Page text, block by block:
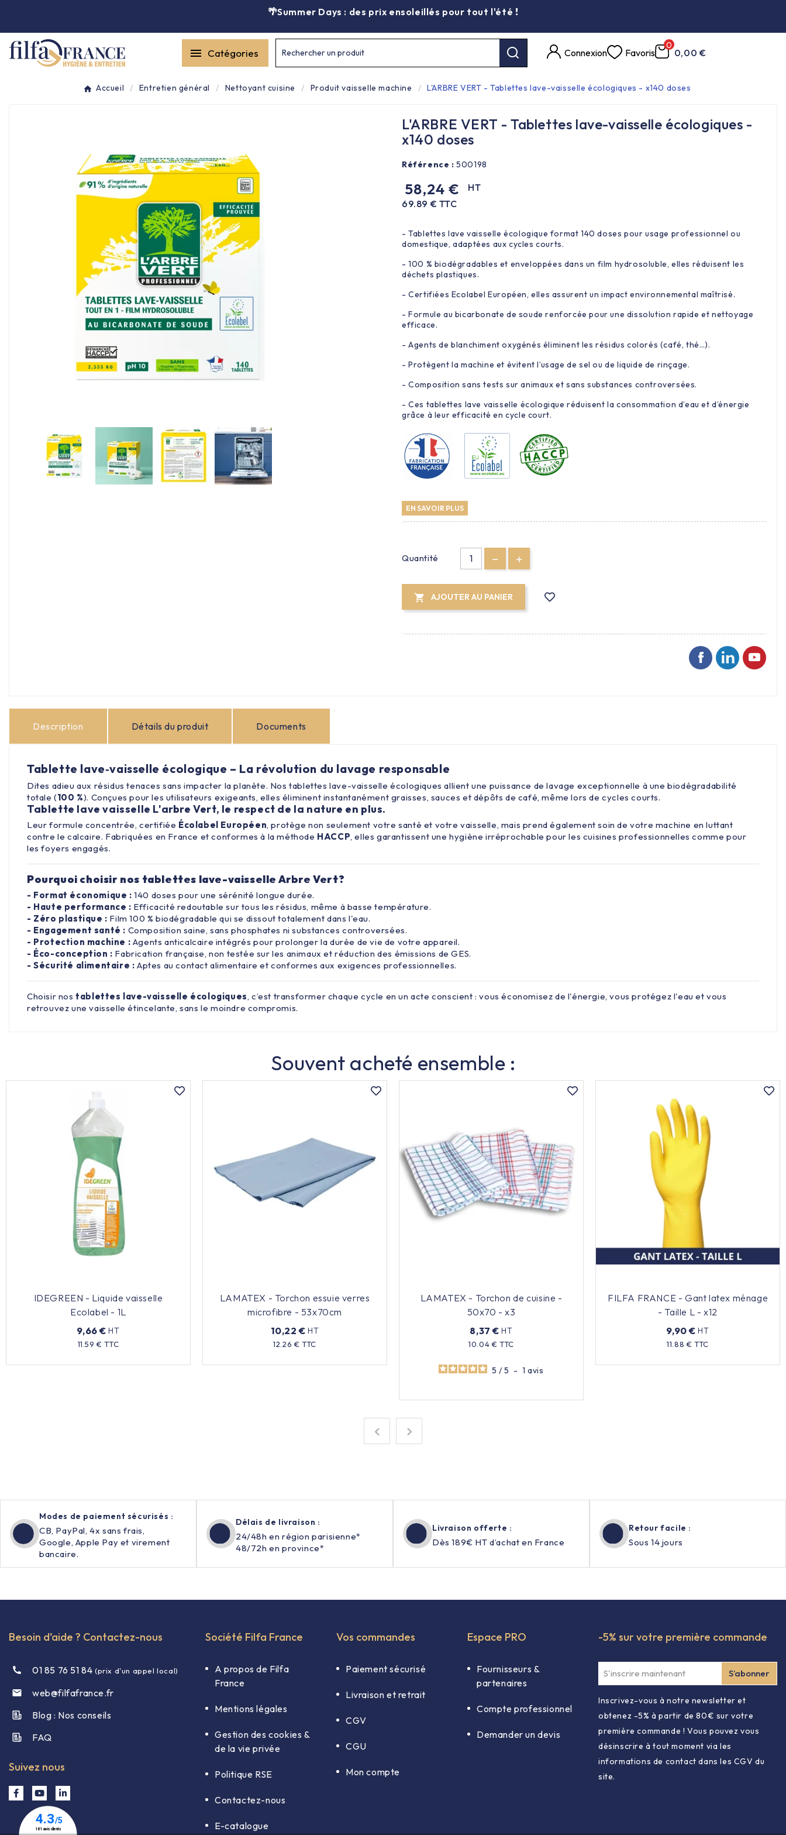
🌴Summer Days : des prix ensoleillés pour tout l'été !
 Catégories
Entretien général
Produit ouate 


Alimentaire & jetable 
Équipement cuisine pro 
Rechercher un produit Connexion Favoris
0
0,00 €
Accueil Entretien général Nettoyant cuisine Produit vaisselle machine L'ARBRE VERT - Tablettes lave-vaisselle écologiques - x140 doses
L'ARBRE VERT - Tablettes lave-vaisselle écologiques -
x140 doses
Référence : 500198
58,24 €
HT
69.89 € TTC
- Tablettes lave vaisselle écologique format 140 doses pour usage professionnel ou
domestique, adaptées aux cycles courts.
- 100 % biodégradables et enveloppées dans un film hydrosoluble, elles réduisent les
déchets plastiques.
- Certifiées Ecolabel Européen, elles assurent un impact environnemental maîtrisé.
- Formule au bicarbonate de soude renforcée pour une dissolution rapide et nettoyage
efficace.
- Agents de blanchiment oxygénés éliminent les résidus colorés (café, thé…).
- Protègent la machine et évitent l’usage de sel ou de liquide de rinçage.
- Composition sans tests sur animaux et sans substances controversées.
- Ces tablettes lave vaisselle écologique réduisent la consommation d’eau et d’énergie
grâce à leur efficacité en cycle court.
EN SAVOIR PLUS
Quantité
 AJOUTER AU PANIER
Description Détails du produit Documents
Tablette lave‑vaisselle écologique – La révolution du lavage responsable
Dites adieu aux résidus tenaces sans impacter la planète. Nos tablettes lave-vaisselle écologiques allient une puissance de lavage exceptionnelle à une biodégradabilité
totale (100 %). Conçues pour les utilisateurs exigeants, elles éliminent instantanément graisses, sauces et dépôts de café, même lors de cycles courts.
Tablette lave vaisselle L'arbre Vert, le respect de la nature en plus.
Leur formule concentrée, certifiée Écolabel Européen, protège non seulement votre santé et votre vaisselle, mais prend également soin de votre machine en luttant
contre le calcaire. Fabriquées en France et conformes à la méthode HACCP, elles garantissent une hygiène irréprochable pour les cuisines professionnelles comme pour
les foyers engagés.
Pourquoi choisir nos tablettes lave-vaisselle Arbre Vert?
- Format économique : 140 doses pour une sérénité longue durée.
- Haute performance : Efficacité redoutable sur tous les résidus, même à basse température.
- Zéro plastique : Film 100 % biodégradable qui se dissout totalement dans l'eau.
- Engagement santé : Composition saine, sans phosphates ni substances controversées.
- Protection machine : Agents anticalcaire intégrés pour prolonger la durée de vie de votre appareil.
- Éco-conception : Fabrication française, non testée sur les animaux et réduction des émissions de GES.
- Sécurité alimentaire : Aptes au contact alimentaire et conformes aux exigences professionnelles.
Choisir nostablettes lave-vaisselle écologiques, c’est transformer chaque cycle en un acte conscient : vous économisez de l'énergie, vous protégez l'eau et vous
retrouvez une vaisselle étincelante, sans le moindre compromis.
Souvent acheté ensemble :
IDEGREEN - Liquide vaisselle
Ecolabel - 1L
9,66 € HT
11.59 € TTC
Prix
LAMATEX - Torchon essuie verres
microfibre - 53x70cm
10,22 € HT
12.26 € TTC
Prix
LAMATEX - Torchon de cuisine -
50x70 - x3
8,37 € HT
10.04 € TTC
5 / 5 - 1avis
FILFA FRANCE - Gant latex ménage
- Taille L - x12
9,90 € HT
11.88 € TTC
Prix
 
Modes de paiement sécurisés :
CB, PayPal, 4x sans frais,
Google, Apple Pay et virement
bancaire.
Délais de livraison :
24/48h en région parisienne*
48/72h en province*
Livraison offerte :
Dès 189€ HT d’achat en France
Retour facile :
Sous 14 jours
Besoin d’aide ? Contactez-nous
01 85 76 51 84 (prix d'un appel local)

web@filfafrance.fr
Blog : Nos conseils​
FAQ​
Suivez nous
Société Filfa France
A propos de Filfa
France
Mentions légales
Gestion des cookies &
de la vie privée
Politique RSE
Contactez-nous
E-catalogue
Vos commandes
Paiement sécurisé
Livraison et retrait
CGV
CGU
Mon compte
Espace PRO
Fournisseurs &
partenaires
Compte professionnel
Demander un devis
-5% sur votre première commande
Inscrivez-vous à notre newsletter et
obtenez -5% à partir de 80€ sur votre
première commande ! Vous pouvez vous
désinscrire à tout moment via les
informations de contact dans les CGV du
site.